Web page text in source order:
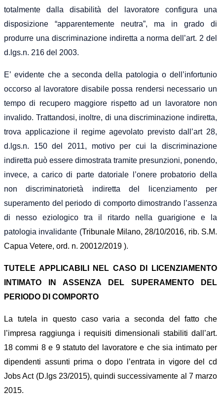
totalmente dalla disabilità del lavoratore configura una
disposizione “apparentemente neutra”, ma in grado di
produrre una discriminazione indiretta a norma dell’art. 2 del
d.lgs.n. 216 del 2003.
E’ evidente che a seconda della patologia o dell’infortunio
occorso al lavoratore disabile possa rendersi necessario un
tempo di recupero maggiore rispetto ad un lavoratore non
invalido. Trattandosi, inoltre, di una discriminazione indiretta,
trova applicazione il regime agevolato previsto dall’art 28,
d.lgs.n. 150 del 2011, motivo per cui la discriminazione
indiretta può essere dimostrata tramite presunzioni, ponendo,
invece, a carico di parte datoriale l’onere probatorio della
non discriminatorietà indiretta del licenziamento per
superamento del periodo di comporto dimostrando l’assenza
di nesso eziologico tra il ritardo nella guarigione e la
patologia invalidante (Tribunale Milano, 28/10/2016, rib. S.M.
Capua Vetere, ord. n. 20012/2019 ).
TUTELE APPLICABILI NEL CASO DI LICENZIAMENTO
INTIMATO IN ASSENZA DEL SUPERAMENTO DEL
PERIODO DI COMPORTO
La tutela in questo caso varia a seconda del fatto che
l’impresa raggiunga i requisiti dimensionali stabiliti dall’art.
18 commi 8 e 9 statuto del lavoratore e che sia intimato per
dipendenti assunti prima o dopo l’entrata in vigore del cd
Jobs Act (D.lgs 23/2015), quindi successivamente al 7 marzo
2015.